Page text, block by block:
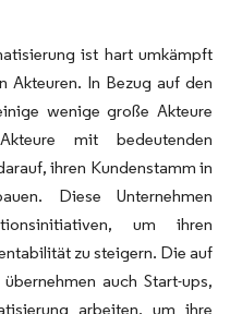
ist hart umkämpft
Akteuren. In Bezug auf den
wenige große Akteure
mit bedeutenden
ihren Kundenstamm in
Diese Unternehmen
um ihren
zu steigern. Die auf
auch Start-ups,
arbeiten, um ihre